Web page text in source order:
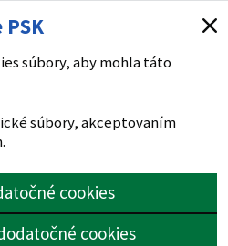
súbory, aby mohla táto
súbory, akceptovaním
cookies
cookies